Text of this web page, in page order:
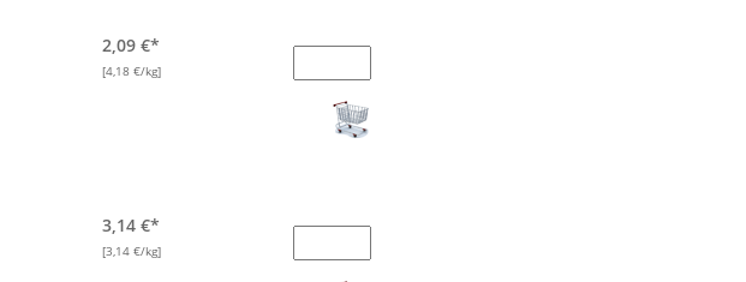
2,09 €*
[4,18 €/kg]
3,14 €*
[3,14 €/kg]